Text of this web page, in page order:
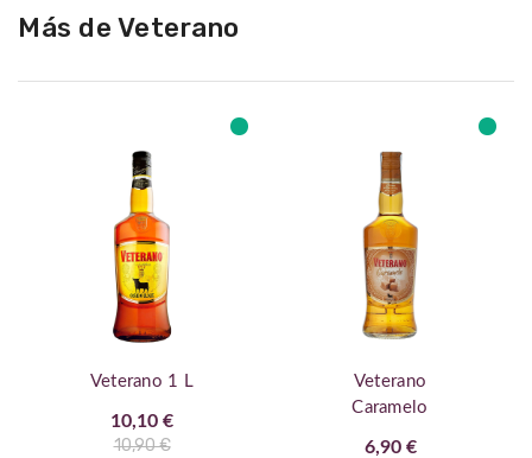
Más de Veterano
Veterano 1 L
10,10 €
10,90 €
Veterano
Caramelo
6,90 €